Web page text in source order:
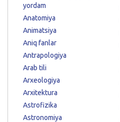
yordam
Anatomiya
Animatsiya
Aniq fanlar
Antrapologiya
Arab tili
Arxeologiya
Arxitektura
Astrofizika
Astronomiya